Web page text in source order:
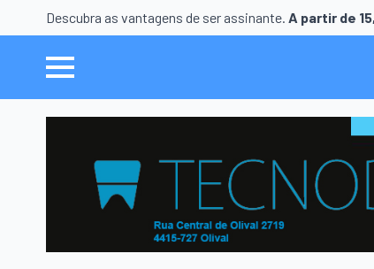
Descubra as vantagens de ser assinante. A partir de